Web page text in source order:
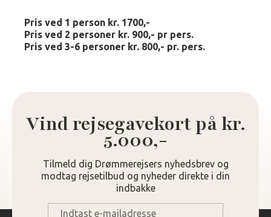
Pris ved 1 person kr. 1700,-
Pris ved 2 personer kr. 900,- pr pers.
Pris ved 3-6 personer kr. 800,- pr. pers.
Vind rejsegavekort på kr.
5.000,-
Tilmeld dig Drømmerejsers nyhedsbrev og
modtag rejsetilbud og nyheder direkte i din
indbakke